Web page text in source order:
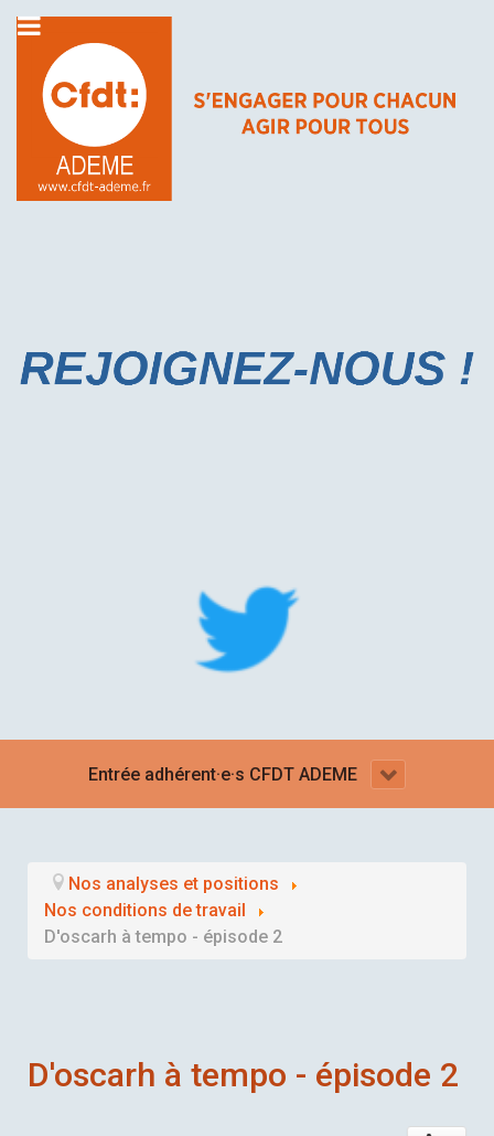
Entrée adhérent·e·s CFDT ADEME
Nos analyses et positions
Nos conditions de travail
D'oscarh à tempo - épisode 2
D'oscarh à tempo - épisode 2